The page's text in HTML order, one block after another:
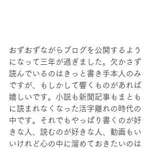
おずおずながらブログを公開するよう
になって三年が過ぎました。欠かさず
読んでいるのはきっと書き手本人のみ
ですが、もしかして響くものがあれば
嬉しいです。小説も新聞記事もまとも
に読まれなくなった活字離れの時代の
中です。それでもやっぱり書くのが好
きな人、読むのが好きな人、動画もい
いけれど心の中に溜めておきたいのは